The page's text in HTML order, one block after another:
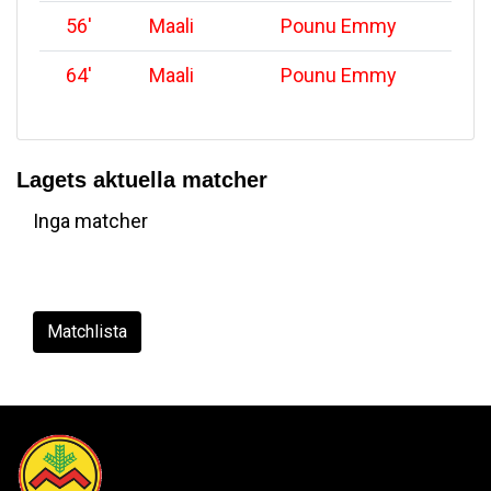
56' Maali Pounu Emmy
64' Maali Pounu Emmy
Lagets aktuella matcher
Inga matcher
Matchlista